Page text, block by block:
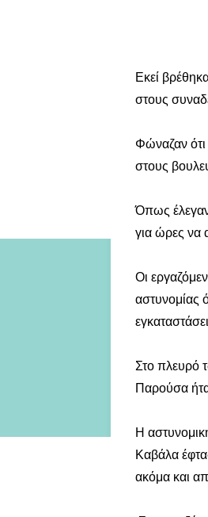
Εκεί
στους
Φώναζαν
στους
Όπως έλεγαν
για ώρες να
Οι
αστυνομίας
Στο πλευρό
Παρούσα
Η
Καβάλα
ακόμα και